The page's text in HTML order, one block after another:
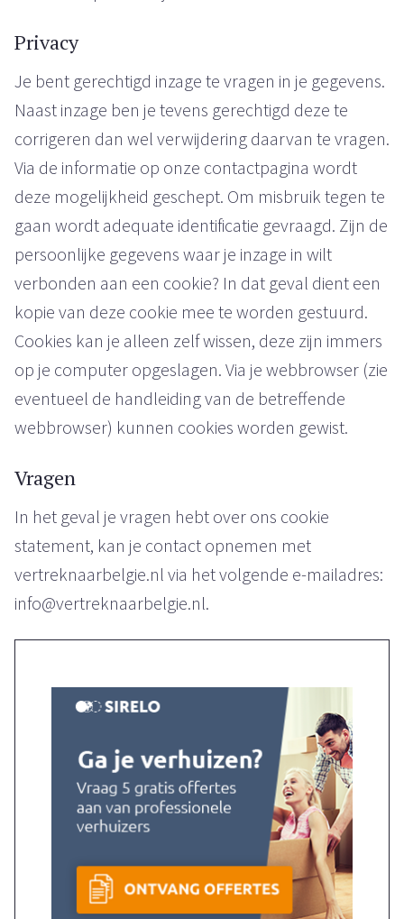
Privacy
Je bent gerechtigd inzage te vragen in je gegevens.
Naast inzage ben je tevens gerechtigd deze te
corrigeren dan wel verwijdering daarvan te vragen.
Via de informatie op onze contactpagina wordt
deze mogelijkheid geschept. Om misbruik tegen te
gaan wordt adequate identificatie gevraagd. Zijn de
persoonlijke gegevens waar je inzage in wilt
verbonden aan een cookie? In dat geval dient een
kopie van deze cookie mee te worden gestuurd.
Cookies kan je alleen zelf wissen, deze zijn immers
op je computer opgeslagen. Via je webbrowser (zie
eventueel de handleiding van de betreffende
webbrowser) kunnen cookies worden gewist.
Vragen
In het geval je vragen hebt over ons cookie
statement, kan je contact opnemen met
vertreknaarbelgie.nl via het volgende e-mailadres:
info@vertreknaarbelgie.nl.